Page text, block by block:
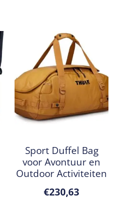
Sport Duffel Bag
voor Avontuur en
Outdoor Activiteiten
€230,63